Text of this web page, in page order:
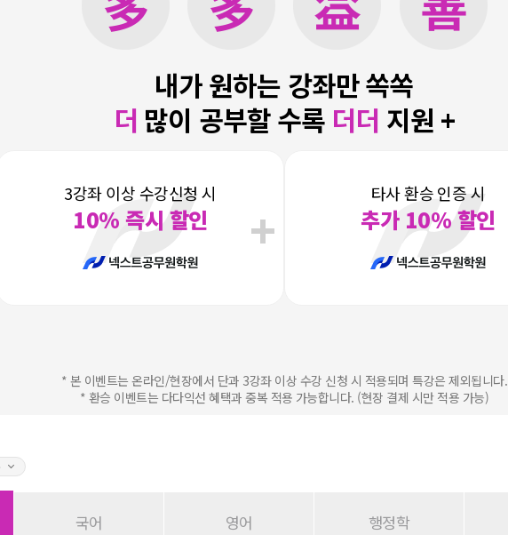
내가 원하는 강좌만 쏙쏙
더 많이 공부할 수록 더더 지원 +
3강좌 이상 수강신청 시
10% 즉시 할인
타사 환승 인증 시
추가 10% 할인
* 본 이벤트는 온라인/현장에서 단과 3강좌 이상 수강 신청 시 적용되며 특강은 제외됩니다.
* 환승 이벤트는 다다익선 혜택과 중복 적용 가능합니다. (현장 결제 시만 적용 가능)
국어 영어 행정학